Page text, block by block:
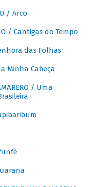
/ Arco
/ Cantigas do Tempo
das Folhas
Minha Cabeça
/ Uma